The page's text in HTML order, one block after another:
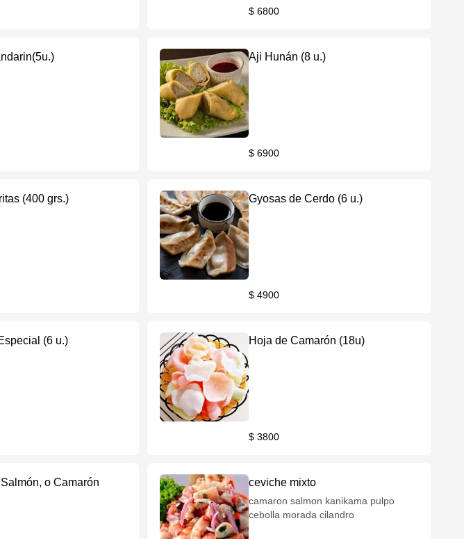
$ 6800
Aji Hunán (8 u.)
$ 6900
(400 grs.) Gyosas de Cerdo (6 u.)
$ 4900
(6 u.) Hoja de Camarón (18u)
$ 3800
o Camarón ceviche mixto
camaron salmon kanikama pulpo
cebolla morada cilandro